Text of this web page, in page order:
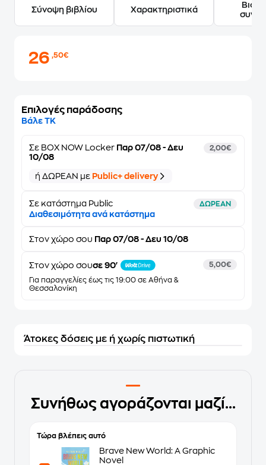
Σύνοψη βιβλίου Χαρακτηριστικά
26,50€
Επιλογές παράδοσης
Βάλε ΤΚ
Σε BOX NOW Locker Παρ 07/08 - Δευ
10/08
2,00€
ή ΔΩΡΕΑΝ με Public+ delivery
Σε κατάστημα Public ΔΩΡΕΑΝ
Διαθεσιμότητα ανά κατάστημα
Στον χώρο σου Παρ 07/08 - Δευ 10/08
Στον χώρο σουσε 90'
Για παραγγελίες έως τις 19:00 σε Αθήνα &
Θεσσαλονίκη
5,00€
Άτοκες δόσεις με ή χωρίς πιστωτική
Συνήθως αγοράζονται μαζί...
Τώρα βλέπεις αυτό
Brave New World: A Graphic
Novel